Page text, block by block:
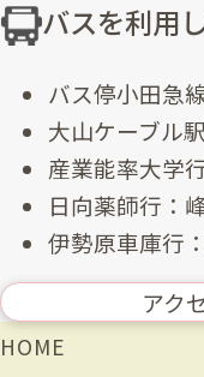
バスを利用
バス停小田急
大山ケーブル
産業能率大学
日向薬師行：
伊勢原車庫行
アク
HOME